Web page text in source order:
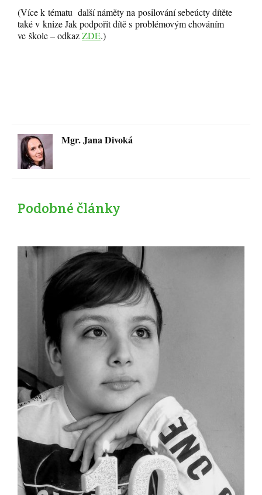
(Více k tématu další náměty na posilování sebeúcty dítěte
také v knize Jak podpořit dítě s problémovým chováním
ve škole – odkazZDE.)
Mgr. Jana Divoká
Podobné články